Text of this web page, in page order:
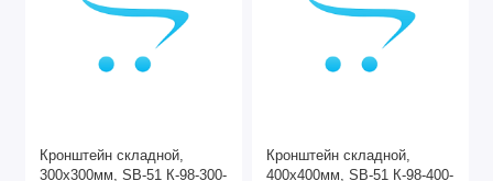
Кронштейн складной,
300х300мм, SB-51 К-98-300-
Кронштейн складной,
400х400мм, SB-51 К-98-400-